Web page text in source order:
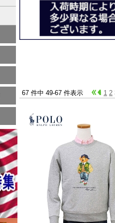
67 件中 49-67 件表示 1 2